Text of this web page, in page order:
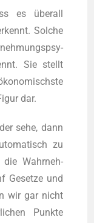
es über­all
Sol­che
Sie stellt
dar.
sehe, dann
zu
die Wahr­neh­
Geset­ze und
wir gar nicht
Punk­te